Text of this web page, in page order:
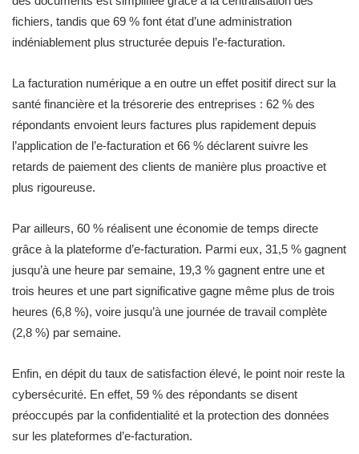
fichiers, tandis que 69 % font état d’une administration
indéniablement plus structurée depuis l’e-facturation.
La facturation numérique a en outre un effet positif direct sur la
santé financière et la trésorerie des entreprises : 62 % des
répondants envoient leurs factures plus rapidement depuis
l’application de l’e-facturation et 66 % déclarent suivre les
retards de paiement des clients de manière plus proactive et
plus rigoureuse.
Par ailleurs, 60 % réalisent une économie de temps directe
grâce à la plateforme d’e-facturation. Parmi eux, 31,5 % gagnent
jusqu’à une heure par semaine, 19,3 % gagnent entre une et
trois heures et une part significative gagne même plus de trois
heures (6,8 %), voire jusqu’à une journée de travail complète
(2,8 %) par semaine.
Enfin, en dépit du taux de satisfaction élevé, le point noir reste la
cybersécurité. En effet, 59 % des répondants se disent
préoccupés par la confidentialité et la protection des données
sur les plateformes d’e-facturation.